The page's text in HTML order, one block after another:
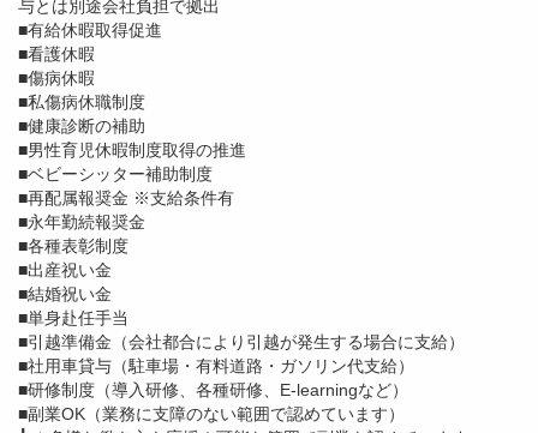
与とは別途会社負担で拠出
■有給休暇取得促進
■看護休暇
■傷病休暇
■私傷病休職制度
■健康診断の補助
■男性育児休暇制度取得の推進
■ベビーシッター補助制度
■再配属報奨金 ※支給条件有
■永年勤続報奨金
■各種表彰制度
■出産祝い金
■結婚祝い金
■単身赴任手当
■引越準備金（会社都合により引越が発生する場合に支給）
■社用車貸与（駐車場・有料道路・ガソリン代支給）
■研修制度（導入研修、各種研修、E-learningなど）
■副業OK（業務に支障のない範囲で認めています）